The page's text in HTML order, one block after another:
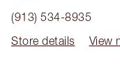
(913) 534-8935
Store details
View